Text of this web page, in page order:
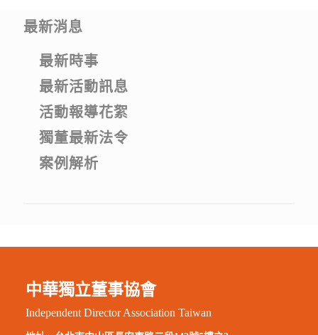
最新消息
最新時事
最新活動訊息
活動報導花絮
獨董最新法令
案例解析
中華獨立董事協會
Independent Director Association Taiwan